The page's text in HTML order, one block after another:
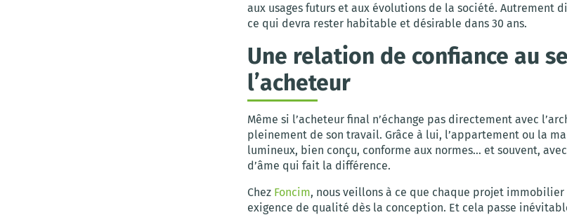
aux usages futurs et aux évolutions de la société. Autrement
ce qui devra rester habitable et désirable dans 30 ans.
Une relation de confiance au
l’acheteur
Même si l’acheteur final n’échange pas directement avec
pleinement de son travail. Grâce à lui, l’appartement ou la
lumineux, bien conçu, conforme aux normes… et souvent,
d’âme qui fait la différence.
Chez Foncim, nous veillons à ce que chaque projet
exigence de qualité dès la conception. Et cela passe